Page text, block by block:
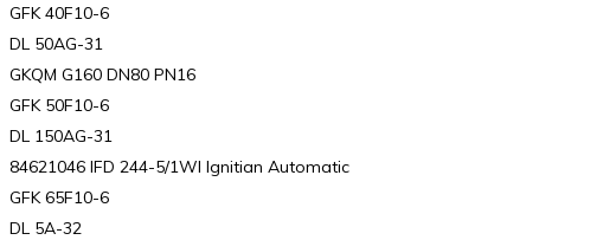
GFK 40F10-6
DL 50AG-31
GKQM G160 DN80 PN16
GFK 50F10-6
DL 150AG-31
84621046 IFD 244-5/1WI Ignitian Automatic
GFK 65F10-6
DL 5A-32